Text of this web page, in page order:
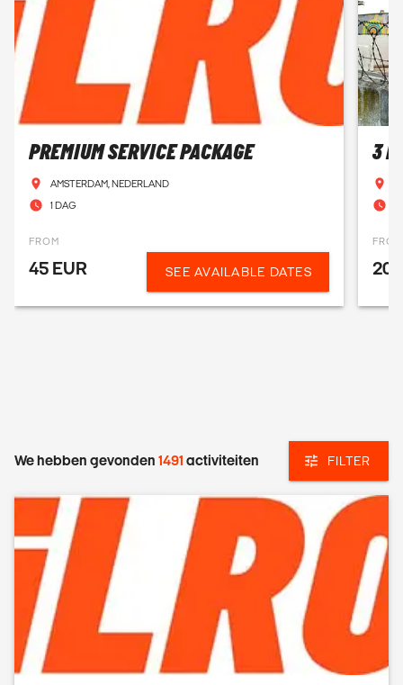
PREMIUM SERVICE PACKAGE
AMSTERDAM, NEDERLAND
1 DAG
FROM
45 EUR SEE AVAILABLE DATES
3
FROM
201
We hebben gevonden 1491 activiteiten FILTER